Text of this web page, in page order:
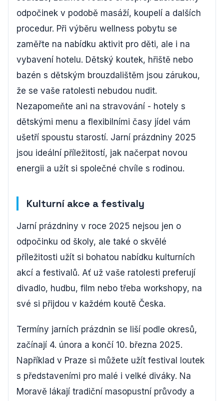
odpočinek v podobě masáží, koupelí a dalších
procedur. Při výběru wellness pobytu se
zaměřte na nabídku aktivit pro děti, ale i na
vybavení hotelu. Dětský koutek, hřiště nebo
bazén s dětským brouzdalištěm jsou zárukou,
že se vaše ratolesti nebudou nudit.
Nezapomeňte ani na stravování - hotely s
dětskými menu a flexibilními časy jídel vám
ušetří spoustu starostí. Jarní prázdniny 2025
jsou ideální příležitostí, jak načerpat novou
energii a užít si společné chvíle s rodinou.
Kulturní akce a festivaly
Jarní prázdniny v roce 2025 nejsou jen o
odpočinku od školy, ale také o skvělé
příležitosti užít si bohatou nabídku kulturních
akcí a festivalů. Ať už vaše ratolesti preferují
divadlo, hudbu, film nebo třeba workshopy, na
své si přijdou v každém koutě Česka.
Termíny jarních prázdnin se liší podle okresů,
začínají 4. února a končí 10. března 2025.
Například v Praze si můžete užít festival loutek
s představeními pro malé i velké diváky. Na
Moravě lákají tradiční masopustní průvody a